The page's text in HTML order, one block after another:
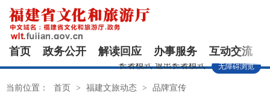
无障碍浏览
长者模式 退出长者模式
首页 政务公开 解读回应 办事服务 互动交流
当前位置： 首页 > 福建文旅动态 > 品牌宣传